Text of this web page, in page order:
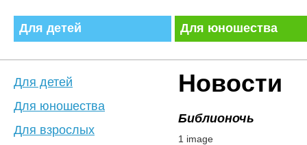
Для детей Для юношества
Новости
Библионочь
1 image
Для детей
Для юношества
Для взрослых